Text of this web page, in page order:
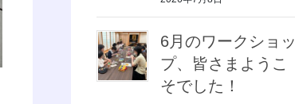
6月のワークショッ
プ、皆さまようこ
そでした！